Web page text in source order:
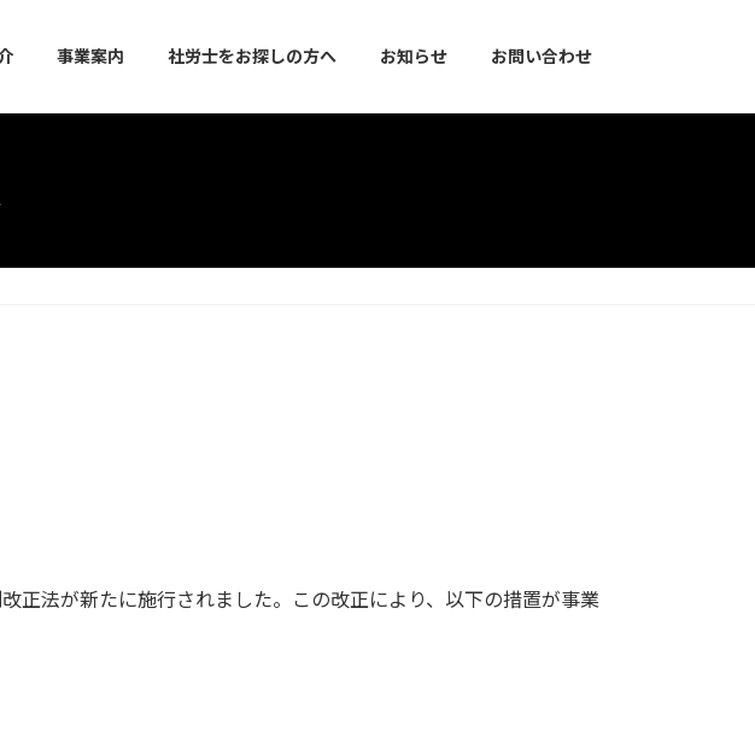
事業案内 社労士をお探しの方へ お知らせ お問い合わせ
正法が新たに施行されました。この改正により、以下の措置が事業